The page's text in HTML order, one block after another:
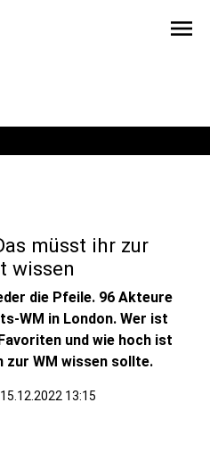
menu
müsst ihr zur
wissen
die Pfeile. 96 Akteure
WM in London. Wer ist
und wie hoch ist
zur WM wissen sollte.
13:15